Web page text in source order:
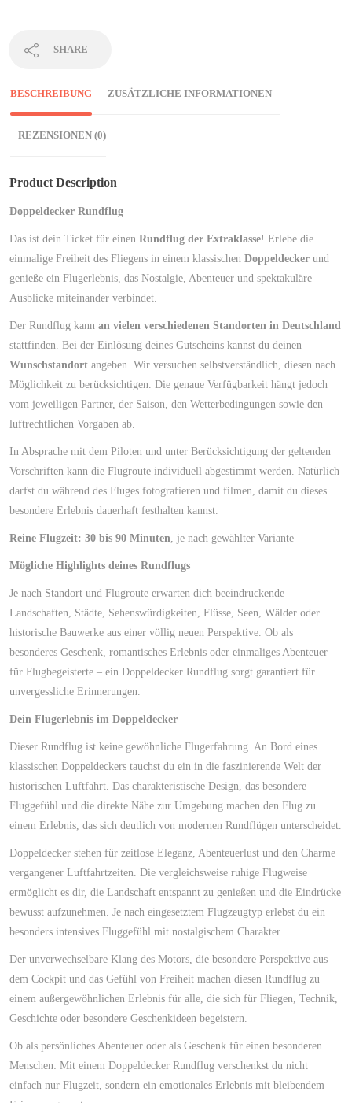
SHARE
BESCHREIBUNG ZUSÄTZLICHE INFORMATIONEN
REZENSIONEN (0)
Product Description
Doppeldecker Rundflug
Das ist dein Ticket für einenRundflug der Extraklasse! Erlebe die
einmalige Freiheit des Fliegens in einem klassischenDoppeldecker und
genieße ein Flugerlebnis, das Nostalgie, Abenteuer und spektakuläre
Ausblicke miteinander verbindet.
Der Rundflug kannan vielen verschiedenen Standorten in Deutschland
stattfinden. Bei der Einlösung deines Gutscheins kannst du deinen
Wunschstandort angeben. Wir versuchen selbstverständlich, diesen nach
Möglichkeit zu berücksichtigen. Die genaue Verfügbarkeit hängt jedoch
vom jeweiligen Partner, der Saison, den Wetterbedingungen sowie den
luftrechtlichen Vorgaben ab.
In Absprache mit dem Piloten und unter Berücksichtigung der geltenden
Vorschriften kann die Flugroute individuell abgestimmt werden. Natürlich
darfst du während des Fluges fotografieren und filmen, damit du dieses
besondere Erlebnis dauerhaft festhalten kannst.
Reine Flugzeit: 30 bis 90 Minuten , je nach gewählter Variante
Mögliche Highlights deines Rundflugs
Je nach Standort und Flugroute erwarten dich beeindruckende
Landschaften, Städte, Sehenswürdigkeiten, Flüsse, Seen, Wälder oder
historische Bauwerke aus einer völlig neuen Perspektive. Ob als
besonderes Geschenk, romantisches Erlebnis oder einmaliges Abenteuer
für Flugbegeisterte – ein Doppeldecker Rundflug sorgt garantiert für
unvergessliche Erinnerungen.
Dein Flugerlebnis im Doppeldecker
Dieser Rundflug ist keine gewöhnliche Flugerfahrung. An Bord eines
klassischen Doppeldeckers tauchst du ein in die faszinierende Welt der
historischen Luftfahrt. Das charakteristische Design, das besondere
Fluggefühl und die direkte Nähe zur Umgebung machen den Flug zu
einem Erlebnis, das sich deutlich von modernen Rundflügen unterscheidet.
Doppeldecker stehen für zeitlose Eleganz, Abenteuerlust und den Charme
vergangener Luftfahrtzeiten. Die vergleichsweise ruhige Flugweise
ermöglicht es dir, die Landschaft entspannt zu genießen und die Eindrücke
bewusst aufzunehmen. Je nach eingesetztem Flugzeugtyp erlebst du ein
besonders intensives Fluggefühl mit nostalgischem Charakter.
Der unverwechselbare Klang des Motors, die besondere Perspektive aus
dem Cockpit und das Gefühl von Freiheit machen diesen Rundflug zu
einem außergewöhnlichen Erlebnis für alle, die sich für Fliegen, Technik,
Geschichte oder besondere Geschenkideen begeistern.
Ob als persönliches Abenteuer oder als Geschenk für einen besonderen
Menschen: Mit einem Doppeldecker Rundflug verschenkst du nicht
einfach nur Flugzeit, sondern ein emotionales Erlebnis mit bleibendem